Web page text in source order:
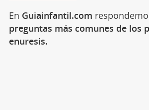
En Guiainfantil.com
preguntas más comunes de los
enuresis.